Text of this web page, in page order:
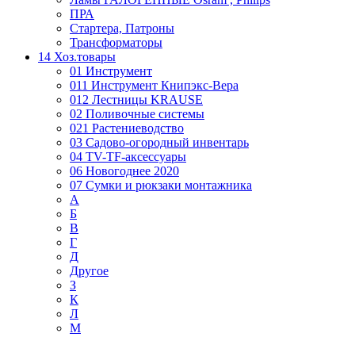
ПРА
Стартера, Патроны
Трансформаторы
14 Хоз.товары
01 Инструмент
011 Инструмент Книпэкс-Вера
012 Лестницы KRAUSE
02 Поливочные системы
021 Растениеводство
03 Садово-огородный инвентарь
04 TV-TF-аксессуары
06 Новогоднее 2020
07 Сумки и рюкзаки монтажника
А
Б
В
Г
Д
Другое
З
К
Л
М